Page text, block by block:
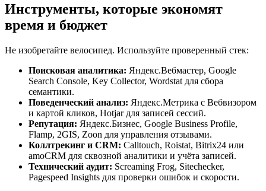
Инструменты, которые экономят
время и бюджет
Не изобретайте велосипед. Используйте проверенный стек:
Поисковая аналитика: Яндекс.Вебмастер, Google
Search Console, Key Collector, Wordstat для сбора
семантики.
Поведенческий анализ: Яндекс.Метрика с Вебвизором
и картой кликов, Hotjar для записей сессий.
Репутация: Яндекс.Бизнес, Google Business Profile,
Flamp, 2GIS, Zoon для управления отзывами.
Коллтрекинг и CRM: Calltouch, Roistat, Bitrix24 или
amoCRM для сквозной аналитики и учёта записей.
Технический аудит: Screaming Frog, Sitechecker,
Pagespeed Insights для проверки ошибок и скорости.